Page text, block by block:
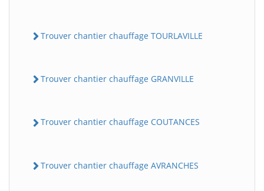
Trouver chantier chauffage TOURLAVILLE
Trouver chantier chauffage GRANVILLE
Trouver chantier chauffage COUTANCES
Trouver chantier chauffage AVRANCHES